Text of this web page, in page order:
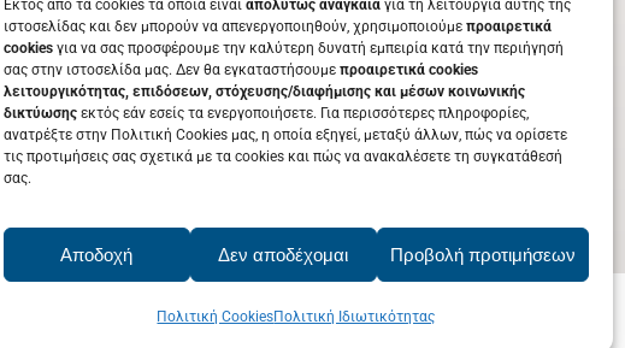
Εκτός από τα cookies τα οποία είναι απολύτως αναγκαία για τη λειτουργία αυτής της
ιστοσελίδας και δεν μπορούν να απενεργοποιηθούν, χρησιμοποιούμε προαιρετικά
cookies για να σας προσφέρουμε την καλύτερη δυνατή εμπειρία κατά την περιήγησή
σας στην ιστοσελίδα μας. Δεν θα εγκαταστήσουμε προαιρετικά cookies
λειτουργικότητας, επιδόσεων, στόχευσης/διαφήμισης και μέσων κοινωνικής
δικτύωσης εκτός εάν εσείς τα ενεργοποιήσετε. Για περισσότερες πληροφορίες,
ανατρέξτε στην Πολιτική Cookies μας, η οποία εξηγεί, μεταξύ άλλων, πώς να ορίσετε
τις προτιμήσεις σας σχετικά με τα cookies και πώς να ανακαλέσετε τη συγκατάθεσή
σας.
Αποδοχή Δεν αποδέχομαι Προβολή προτιμήσεων
Πολιτική CookiesΠολιτική Ιδιωτικότητας